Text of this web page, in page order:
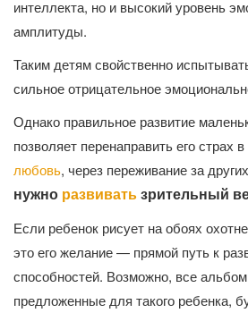
интеллекта, но и высокий уровень
амплитуды.
Таким детям свойственно
сильное отрицательное
Однако правильное развитие
позволяет перенаправить его страх в
любовь, через переживание за
нужно развиватьзрительный
Если ребенок рисует на обоях
это его желание — прямой путь к
способностей. Возможно, все
предложенные для такого ребенка,